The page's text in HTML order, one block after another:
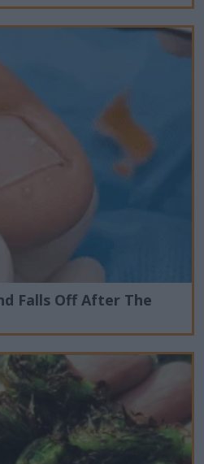
Falls Off After The